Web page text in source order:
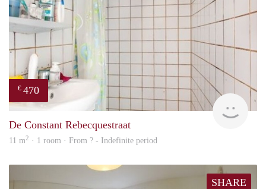
€ 470
De Constant Rebecquestraat
11 m2 · 1 room · From ? - Indefinite period
SHARE